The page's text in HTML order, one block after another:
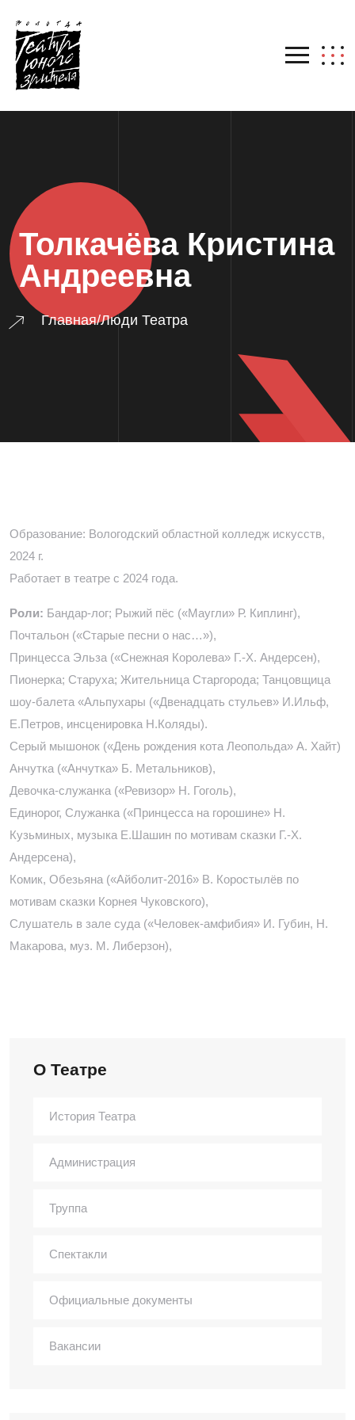
Толкачёва Кристина
Андреевна
Главная/Люди Театра
Образование: Вологодский областной колледж искусств,
2024 г.
Работает в театре с 2024 года.
Роли: Бандар-лог; Рыжий пёс («Маугли» Р. Киплинг),
Почтальон («Старые песни о нас…»),
Принцесса Эльза («Снежная Королева» Г.-Х. Андерсен),
Пионерка; Старуха; Жительница Старгорода; Танцовщица
шоу-балета «Альпухары («Двенадцать стульев» И.Ильф,
Е.Петров, инсценировка Н.Коляды).
Серый мышонок («День рождения кота Леопольда» А. Хайт)
Анчутка («Анчутка» Б. Метальников),
Девочка-служанка («Ревизор» Н. Гоголь),
Единорог, Служанка («Принцесса на горошине» Н.
Кузьминых, музыка Е.Шашин по мотивам сказки Г.-Х.
Андерсена),
Комик, Обезьяна («Айболит-2016» В. Коростылёв по
мотивам сказки Корнея Чуковского),
Слушатель в зале суда («Человек-амфибия» И. Губин, Н.
Макарова, муз. М. Либерзон),
О Театре
История Театра
Администрация
Труппа
Спектакли
Официальные документы
Вакансии